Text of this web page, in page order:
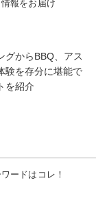
報をお届け
グからBBQ、アス
験を存分に堪能で
を紹介
ードはコレ！